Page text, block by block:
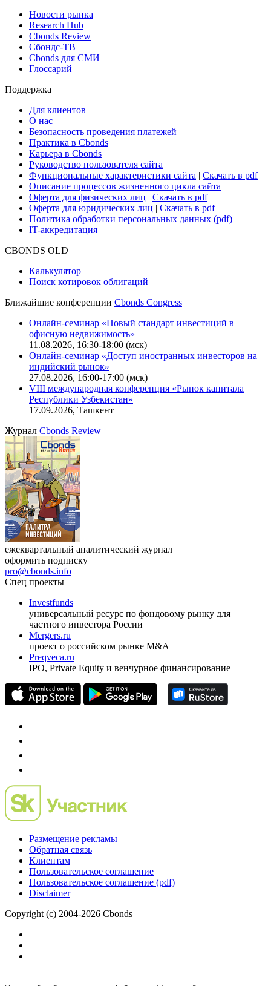
Поиск ETF & Funds
Новости и Аналитика
Новости рынка
Research Hub
Cbonds Review
Сбондс-ТВ
Глоссарий
Поддержка
Для клиентов
О нас
Безопасность проведения платежей
Практика в Cbonds
Карьера в Cbonds
Руководство пользователя сайта
Функциональные характеристики сайта|Скачать в pdf
Описание процессов жизненного цикла сайта
Оферта для физических лиц
Оферта для юридических лиц
IT-аккредитация
Поиск котировок облигаций
Ближайшие конференцииCbonds Congress
Онлайн-семинар «Новый стандарт инвестиций в
офисную недвижимость»
11.08.2026, 16:30-18:00 (мск)
Онлайн-семинар «Доступ иностранных инвесторов на
индийский рынок»
VIII международная конференция «Рынок капитала
Республики Узбекистан»
17.09.2026, Ташкент
ЖурналCbonds Review
ежеквартальный аналитический журнал
оформить подписку
pro@cbonds.info
Спец проекты
Investfunds
универсальный ресурс по фондовому рынку для
частного инвестора России
проект о российском рынке M&A
Preqveca.ru
Размещение рекламы
Обратная связь
Пользовательское соглашение
Copyright (c) 2004-2026 Cbonds